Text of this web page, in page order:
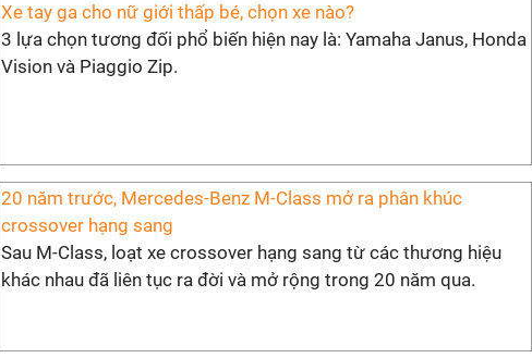
Xe tay ga cho nữ giới thấp bé, chọn xe nào?
3 lựa chọn tương đối phổ biến hiện nay là: Yamaha Janus, Honda
Vision và Piaggio Zip.
20 năm trước, Mercedes-Benz M-Class mở ra phân khúc
crossover hạng sang
Sau M-Class, loạt xe crossover hạng sang từ các thương hiệu
khác nhau đã liên tục ra đời và mở rộng trong 20 năm qua.